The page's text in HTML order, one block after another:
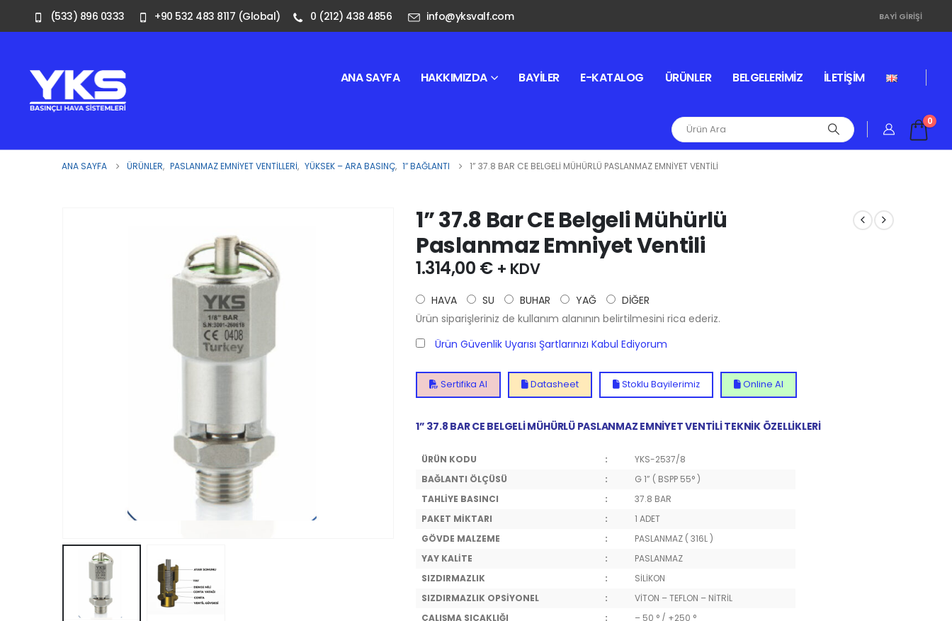
(533) 896 0333 +90 532 483 8117 (Global) 0 (212) 438 4856 info@yksvalf.com BAYI GIRIŞI
ANA SAYFA HAKKIMIZDA BAYILER E-KATALOG ÜRÜNLER BELGELERIMIZ İLETIŞIM
0
ANA SAYFA ÜRÜNLER, PASLANMAZ EMNIYET VENTILLERI, YÜKSEK – ARA BASINÇ, 1″ BAĞLANTI 1” 37.8 BAR CE BELGELI MÜHÜRLÜ PASLANMAZ EMNIYET VENTILI
1” 37.8 Bar CE Belgeli Mühürlü
Paslanmaz Emniyet Ventili
1.314,00 € + KDV
HAVA SU BUHAR YAĞ
DİĞER
Ürün siparişleriniz de kullanım alanının belirtilmesini rica ederiz.
Ürün Güvenlik Uyarısı Şartlarınızı Kabul Ediyorum
Sertifika Al Datasheet Stoklu Bayilerimiz Online Al
1” 37.8 BAR CE BELGELİ MÜHÜRLÜ PASLANMAZ EMNİYET VENTİLİ TEKNİK ÖZELLİKLERİ
ÜRÜN KODU :
YKS-2537/8
BAĞLANTI ÖLÇÜSÜ
:
G 1” ( BSPP 55° )
TAHLİYE BASINCI
:
37.8 BAR
PAKET MİKTARI
:
1 ADET
GÖVDE MALZEME
:
PASLANMAZ ( 316L )
YAY KALİTE
:
PASLANMAZ
SIZDIRMAZLIK
:
SİLİKON
SIZDIRMAZLIK OPSİYONEL
:
VİTON – TEFLON – NİTRİL
ÇALIŞMA SICAKLIĞI
:
– 50 ° / +250 °